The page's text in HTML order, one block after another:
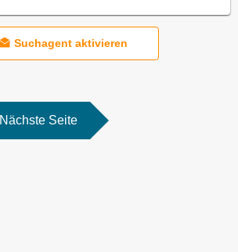
Suchagent aktivieren
Nächste Seite